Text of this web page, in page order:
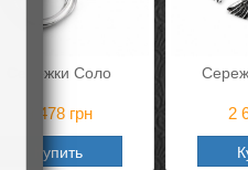
Сережки Соло
3 478грн
Купить
2